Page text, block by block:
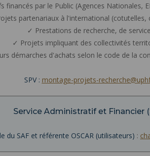
par le Public (Agences Nationales,
partenariaux à l'international (cotutelles,
✓ Prestations de recherche, de
✓ Projets impliquant des collectivités
démarches d'achats selon le code de la
SPV : montage-projets-
Service Administratif et Financier
du SAF et référente OSCAR (utilisateurs) :